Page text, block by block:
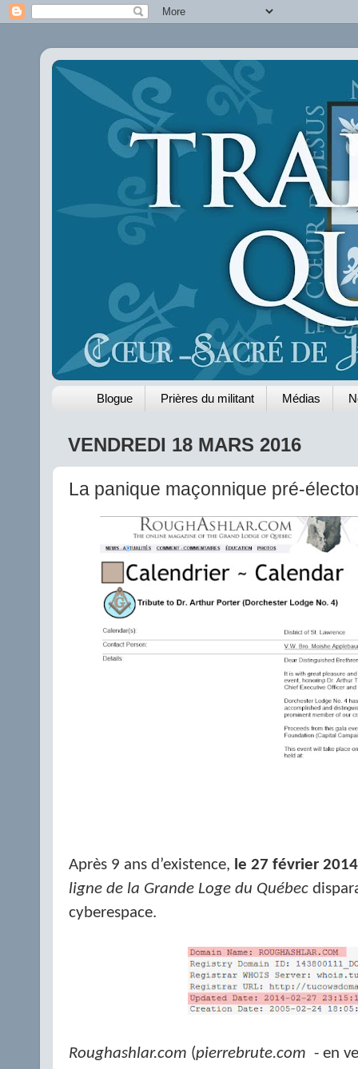
Blogue Prières du militant Médias
VENDREDI 18 MARS 2016
La panique maçonnique pré-
Après 9 ans d’existence, le 27 février 2014
ligne de la Grande Loge du Québec
cyberespace.
Roughashlar.com (pierrebrute.com - en